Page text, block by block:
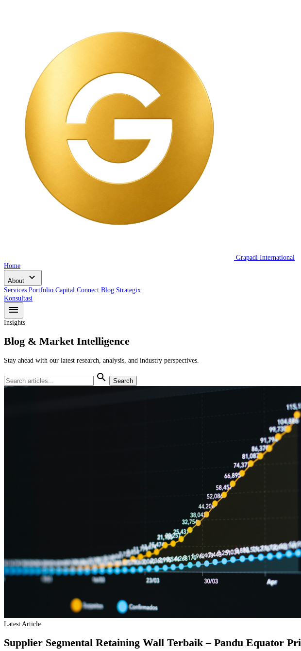
Grapadi International
Home
About expand_more
Services Portfolio Capital Connect Blog Strategix
Konsultasi
menu
Insights
Blog & Market Intelligence
Stay ahead with our latest research, analysis, and industry perspectives.
search Search
Latest Article
Supplier Segmental Retaining Wall Terbaik – Pandu Equator